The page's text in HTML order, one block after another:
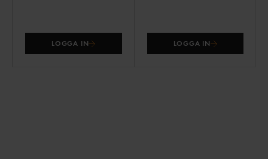
LOGGA IN LOGGA IN